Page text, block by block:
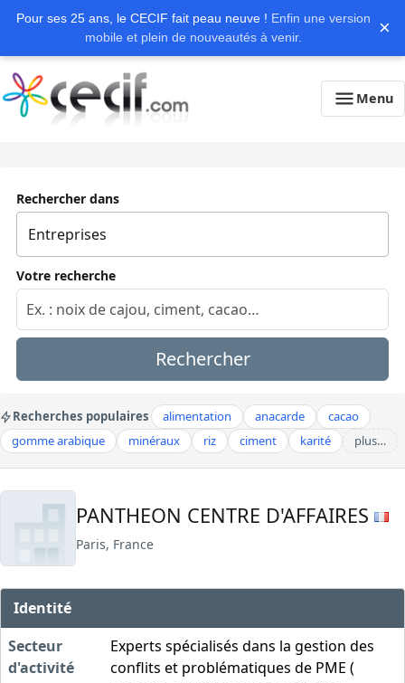
Pour ses 25 ans, le CECIF fait peau neuve ! Enfin une version
mobile et plein de nouveautés à venir.
×
Menu
Rechercher dans
Votre recherche
Rechercher
Recherches populaires alimentation anacarde
cacao
gomme arabique
minéraux riz ciment karité plus…
PANTHEON CENTRE D'AFFAIRES
Paris, France
Identité
Secteur
d'activité
Experts spécialisés dans la gestion des
conflits et problématiques de PME (